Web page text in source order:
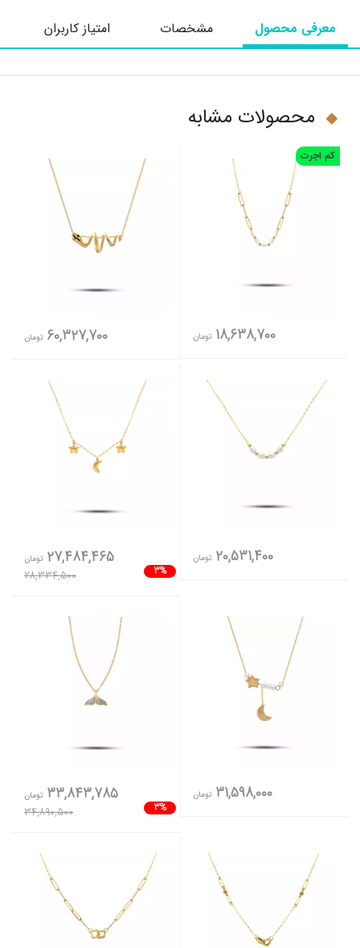
معرفی محصول مشخصات امتیاز کاربران
محصولات مشابه
کم اجرت
18,638,700 تومان 60,327,700 تومان
20,531,400 تومان
3%
27,484,465 تومان
28,334,500
31,598,000 تومان
3%
33,843,785 تومان
34,890,500